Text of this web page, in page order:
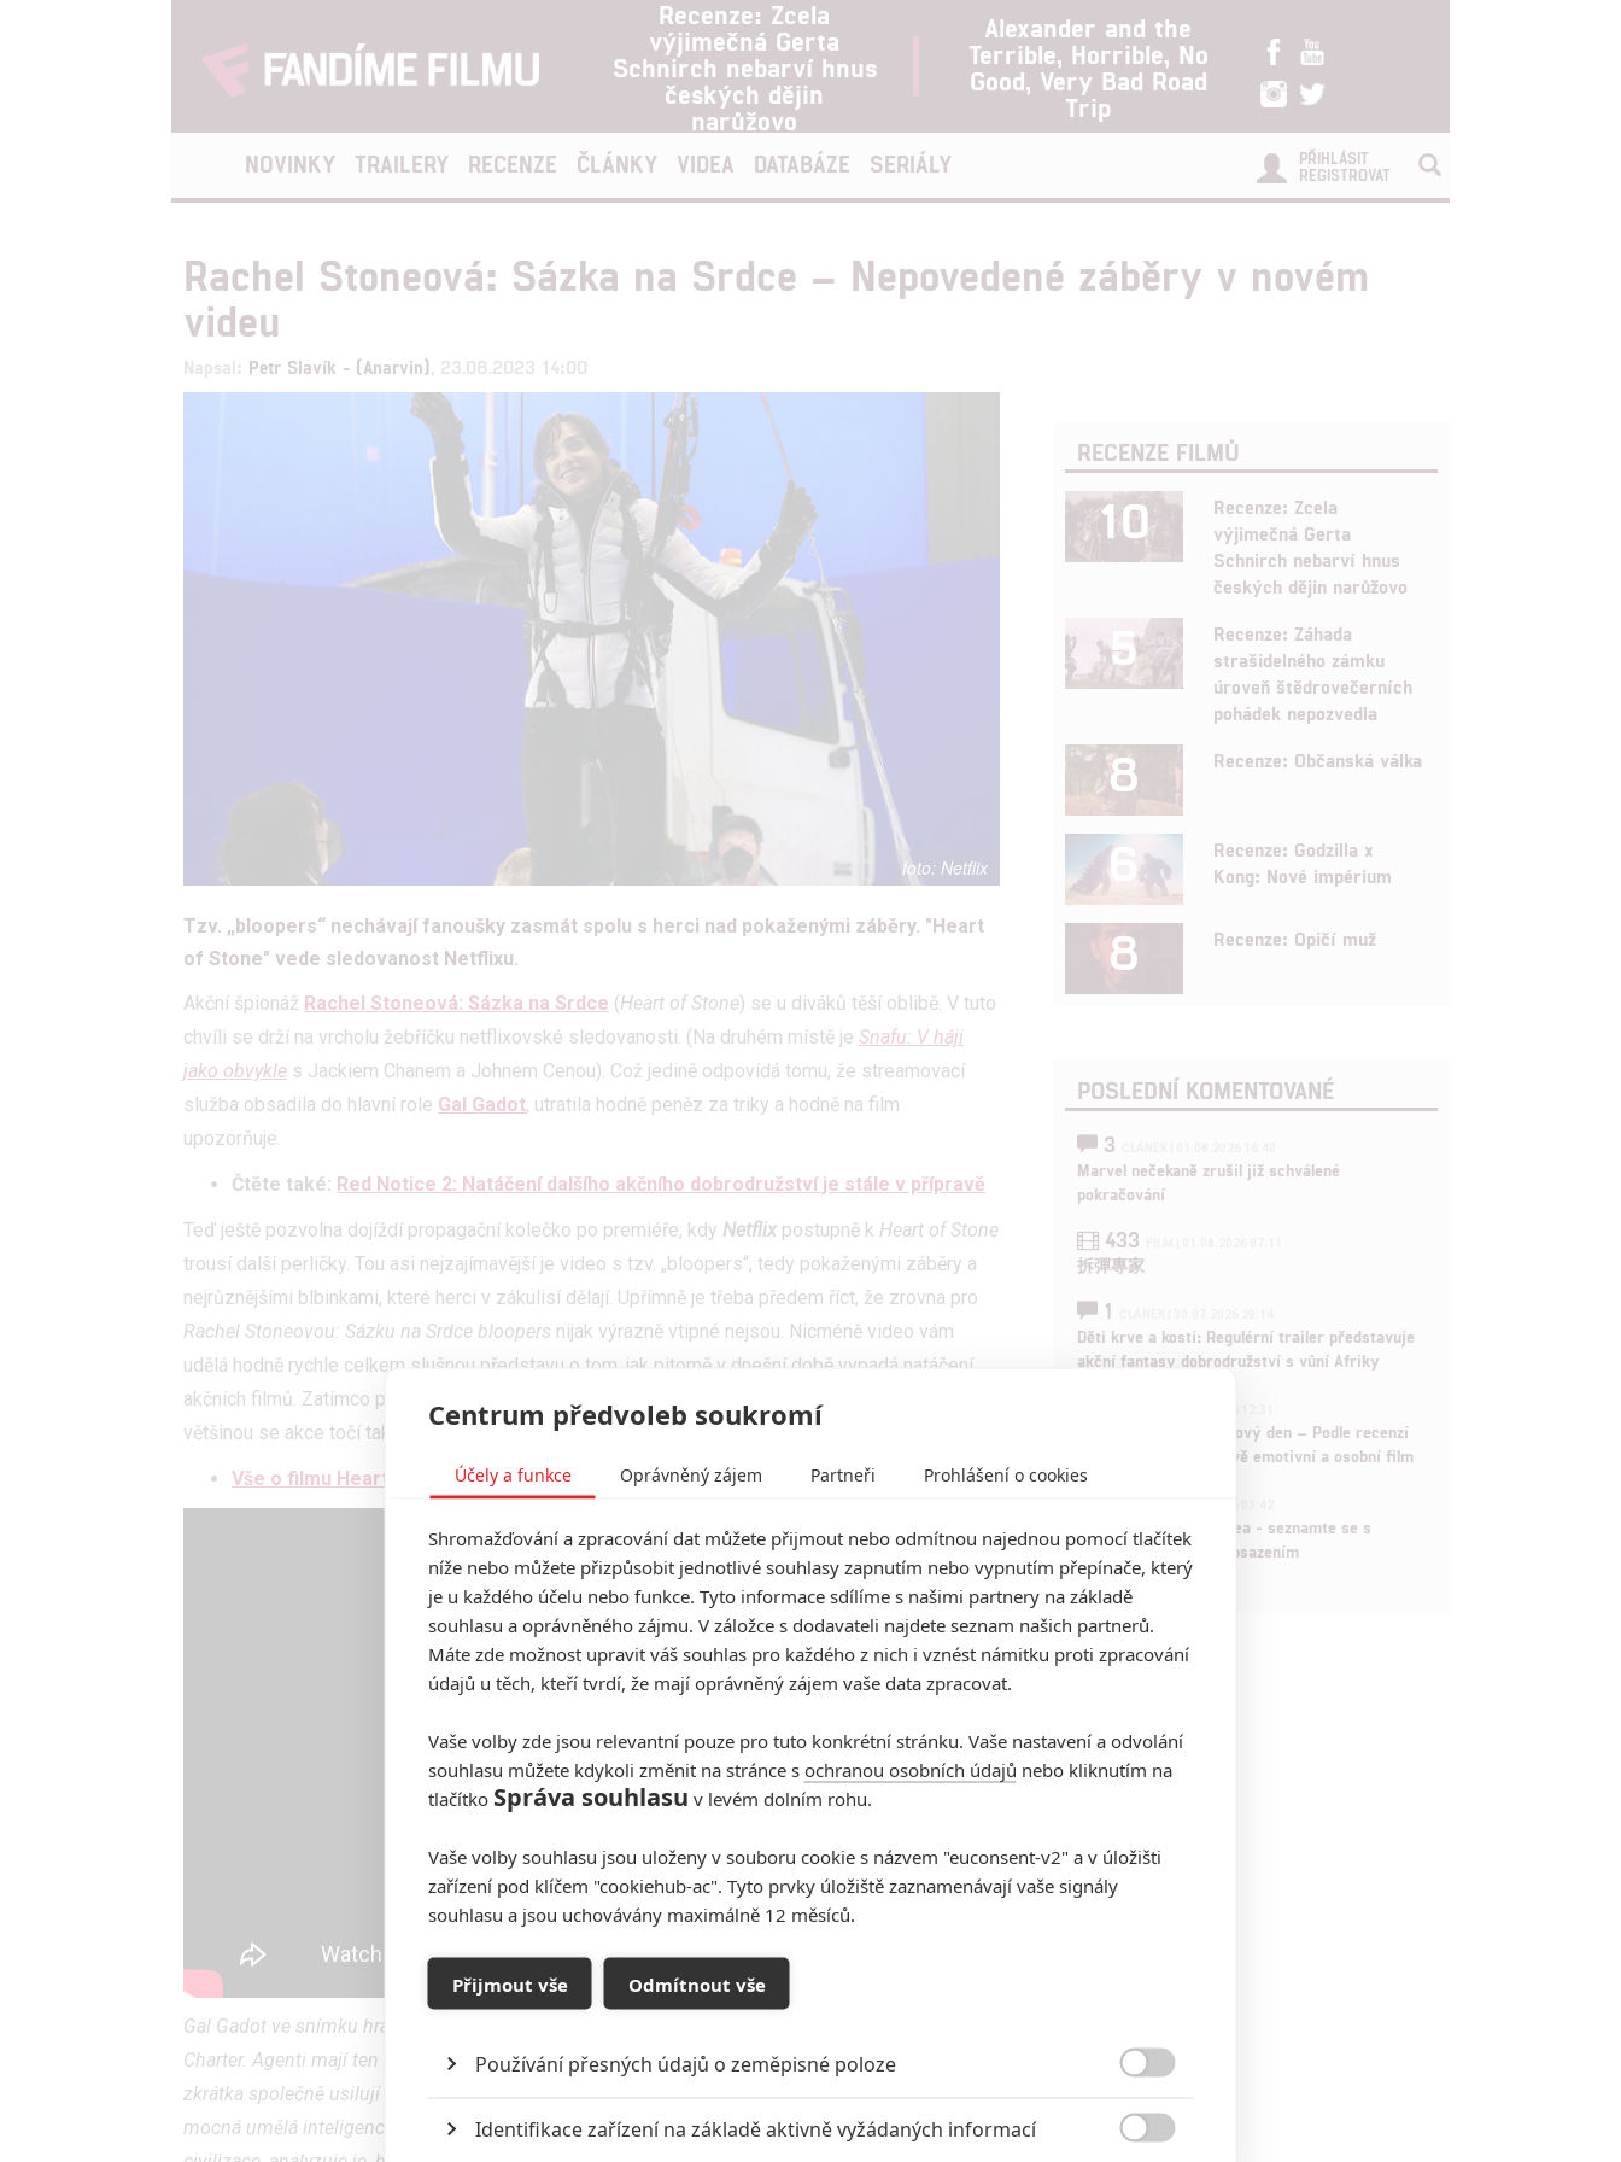
Recenze: Zcela
výjimečná Gerta
Schnirch nebarví hnus
českých dějin
narůžovo
Alexander and the
Terrible, Horrible, No
Good, Very Bad Road
Trip
NOVINKY TRAILERY RECENZE ČLÁNKY VIDEA DATABÁZE SERIÁLY
PŘIHLÁSIT
REGISTROVAT
Rachel Stoneová: Sázka na Srdce – Nepovedené záběry v novém
videu
Napsal: Petr Slavík - (Anarvin) , 23.08.2023 14:00
Netflix
Tzv. „bloopers“ nechávají fanoušky zasmát spolu s herci nad pokaženými záběry. "Heart
of Stone" vede sledovanost Netflixu.
Akční špionáž Rachel Stoneová: Sázka na Srdce (Heart of Stone) se u diváků těší oblibě. V tuto
chvíli se drží na vrcholu žebříčku netflixovské sledovanosti. (Na druhém místě je Snafu: V háji
jako obvykle s Jackiem Chanem a Johnem Cenou). Což jedině odpovídá tomu, že streamovací
služba obsadila do hlavní role Gal Gadot, utratila hodně peněz za triky a hodně na film
upozorňuje.
Čtěte také: Red Notice 2: Natáčení dalšího akčního dobrodružství je stále v přípravě
Teď ještě pozvolna dojíždí propagační kolečko po premiéře, kdy Netflix postupně k Heart of Stone
trousí další perličky. Tou asi nejzajímavější je video s tzv. „bloopers“, tedy pokaženými záběry a
nejrůznějšími blbinkami, které herci v zákulisí dělají. Upřímně je třeba předem říct, že zrovna pro
Rachel Stoneovou: Sázku na Srdce bloopers nijak výrazně vtipné nejsou. Nicméně video vám
udělá hodně rychle celkem slušnou představu o tom, jak pitomě v dnešní době vypadá natáčení
akčních filmů. Zatímco pár unikátů, jako je Tom Cruise,
riskuje pro záběr někde ve výšinách
většinou se akce točí tak, že sebou někdo mrská na lanku před modrým pozadím…
Vše o filmu Heart of Stone
Gal Gadot ve snímku hraje agentku Rachel Stone, členku speciální tajuplné špionážní organizace
Charter. Agenti mají ten nejlepší trénink, nemají politické názory, nepatří k žádnému státu a
zkrátka společně usilují v turbulentním světě o udržení míru. Napomáhá jim k tomu „Srdce“,
mocná umělá inteligence s enormním výpočetním výkonem. Shromažďuje veškerá data lidské
RECENZE FILMŮ
10
Recenze: Zcela
výjimečná Gerta
Schnirch nebarví hnus
českých dějin narůžovo
5
Recenze: Záhada
strašidelného zámku
úroveň štědrovečerních
pohádek nepozvedla
8 Recenze: Občanská válka
6
Recenze: Godzilla x
Kong: Nové impérium
8 Recenze: Opičí muž
POSLEDNÍ KOMENTOVANÉ
3
Marvel nečekaně zrušil již schválené
pokračování
433
拆彈專家
1
Děti krve a kostí: Regulérní trailer představuje
akční fantasy dobrodružství s vůní Afriky
Spider-Man: Zbrusu nový den – Podle recenzí
máme čekat překvapivě emotivní a osobní film
Velké preview: Odyssea - seznamte se s
maximálně nabitým obsazením
Centrum předvoleb soukromí
Účely a funkce Oprávněný zájem Partneři Prohlášení o cookies
Shromažďování a zpracování dat můžete přijmout nebo odmítnou najednou pomocí tlačítek
níže nebo můžete přizpůsobit jednotlivé souhlasy zapnutím nebo vypnutím přepínače, který
je u každého účelu nebo funkce. Tyto informace sdílíme s našimi partnery na základě
souhlasu a oprávněného zájmu. V záložce s dodavateli najdete seznam našich partnerů.
Máte zde možnost upravit váš souhlas pro každého z nich i vznést námitku proti zpracování
údajů u těch, kteří tvrdí, že mají oprávněný zájem vaše data zpracovat.
Vaše volby zde jsou relevantní pouze pro tuto konkrétní stránku. Vaše nastavení a odvolání
souhlasu můžete kdykoli změnit na stránce s ochranou osobních údajů nebo kliknutím na
tlačítko Správa souhlasu v levém dolním rohu.
Vaše volby souhlasu jsou uloženy v souboru cookie s názvem "euconsent-v2" a v úložišti
zařízení pod klíčem "cookiehub-ac". Tyto prvky úložiště zaznamenávají vaše signály
souhlasu a jsou uchovávány maximálně 12 měsíců.
Přijmout vše Odmítnout vše
Používání přesných údajů o zeměpisné poloze
Identifikace zařízení na základě aktivně vyžádaných informací